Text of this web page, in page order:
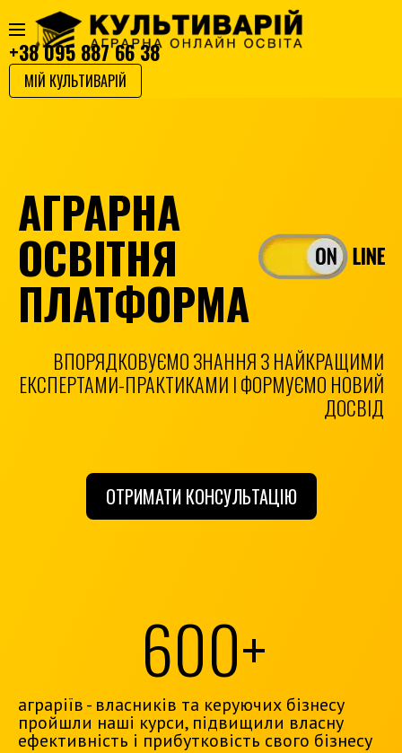
+38 095 887 66 38
МІЙ КУЛЬТИВАРІЙ
АГРАРНА
ОСВІТНЯ
ПЛАТФОРМА
ВПОРЯДКОВУЄМО ЗНАННЯ З НАЙКРАЩИМИ
ЕКСПЕРТАМИ-ПРАКТИКАМИ І ФОРМУЄМО НОВИЙ
ДОСВІД
ОТРИМАТИ КОНСУЛЬТАЦІЮ
600+
аграріїв - власників та керуючих бізнесу
пройшли наші курси, підвищили власну
ефективність і прибутковість свого бізнесу